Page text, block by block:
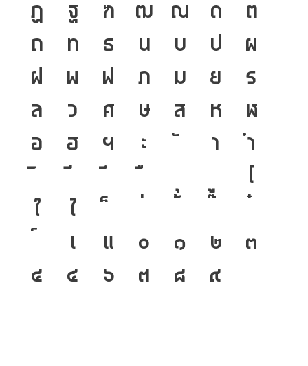
ฏ
ฐ ฑ ฒ ณ ด
ต
ถ
ท ธ น บ ป
ผ
ฝ
พ ฟ ภ ม ย
ร
ล
ว ศ ษ ส ห
ฬ
อ
ฮ ฯ ะ า
ำ
โ
ใ
ไ
เ
แ ๐ ๑ ๒
๓
๔
๕ ๖ ๗ ๘ ๙